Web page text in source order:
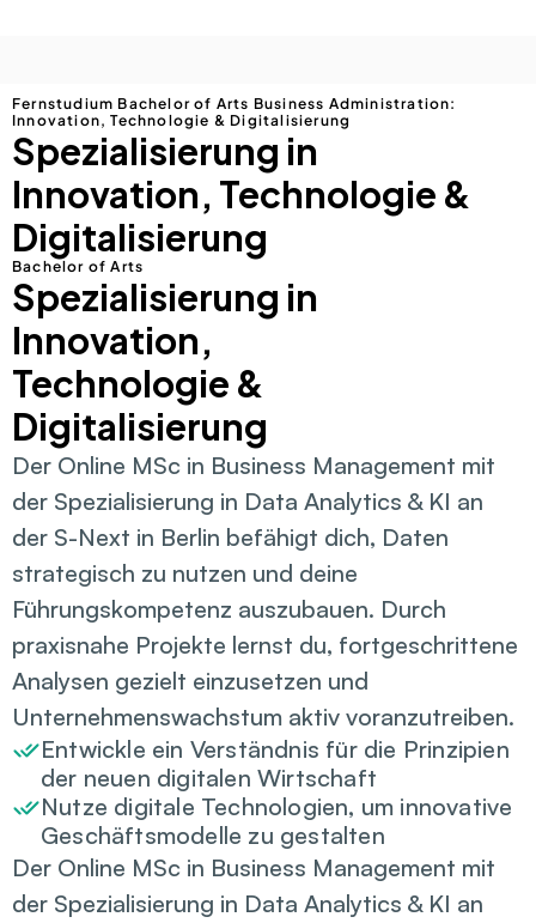
Fernstudium Bachelor of Arts Business Administration:
Innovation, Technologie & Digitalisierung
Spezialisierung in
Innovation, Technologie &
Digitalisierung
Bachelor of Arts
Spezialisierung in
Innovation,
Technologie &
Digitalisierung
Der Online MSc in Business Management mit
der Spezialisierung in Data Analytics & KI an
der S-Next in Berlin befähigt dich, Daten
strategisch zu nutzen und deine
Führungskompetenz auszubauen. Durch
praxisnahe Projekte lernst du, fortgeschrittene
Analysen gezielt einzusetzen und
Unternehmenswachstum aktiv voranzutreiben.
Entwickle ein Verständnis für die Prinzipien
der neuen digitalen Wirtschaft
Nutze digitale Technologien, um innovative
Geschäftsmodelle zu gestalten
Der Online MSc in Business Management mit
der Spezialisierung in Data Analytics & KI an